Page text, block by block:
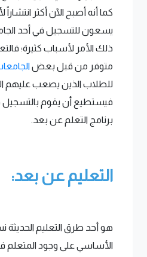
كما أنه أصبح الآن أكثر
يسعون للتسجيل في أحد
ذلك الأمر لأسباب كثيرة؛
متوفر من قبل بعض
للطلاب الذين يصعب عليهم
فيستطيع أن يقوم
برنامج التعلم عن بعد.
التعليم عن بعد:
هو أحد طرق التعليم الحديثة
الأساسي على وجود المتعلم